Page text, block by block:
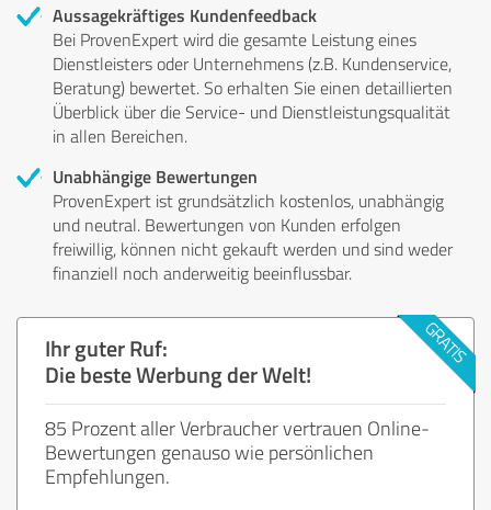
Aussagekräftiges Kundenfeedback
Bei ProvenExpert wird die gesamte Leistung eines
Dienstleisters oder Unternehmens (z.B. Kundenservice,
Beratung) bewertet. So erhalten Sie einen detaillierten
Überblick über die Service- und Dienstleistungsqualität
in allen Bereichen.
Unabhängige Bewertungen
ProvenExpert ist grundsätzlich kostenlos, unabhängig
und neutral. Bewertungen von Kunden erfolgen
freiwillig, können nicht gekauft werden und sind weder
finanziell noch anderweitig beeinflussbar.
Ihr guter Ruf:
Die beste Werbung der Welt!
85 Prozent aller Verbraucher vertrauen Online-
Bewertungen genauso wie persönlichen
Empfehlungen.